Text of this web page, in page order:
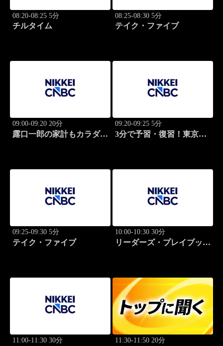
08:20-08:25 5分
チルタイム
08:25-08:30 5分
テイク・ファイブ
09:00-09:20 20分
露口一郎の家計もカラダも
09:20-09:25 5分
3分で予習・復習！東京市
09:25-09:30 5分
テイク・ファイブ
10:00-10:30 30分
リーダーズ・プレイブック
11:00-11:30 30分 11:30-11:50 20分